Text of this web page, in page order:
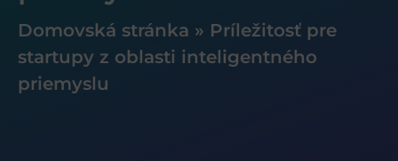
Domovská stránka » Príležitosť pre
startupy z oblasti inteligentného
priemyslu